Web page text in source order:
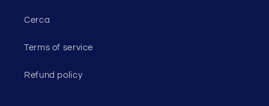
Cerca
Terms of service
Refund policy